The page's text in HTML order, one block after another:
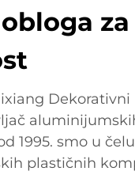
za
Dekorativni
1995. smo u
plastičnih